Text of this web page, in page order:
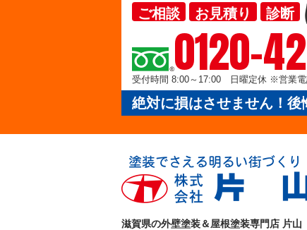
ご相談 お見積り 診断
0120-
受付時間 8:00～17:00 日曜定休 ※営業電
絶対に損はさせません！後
滋賀県の外壁塗装＆屋根塗装専門店 片山